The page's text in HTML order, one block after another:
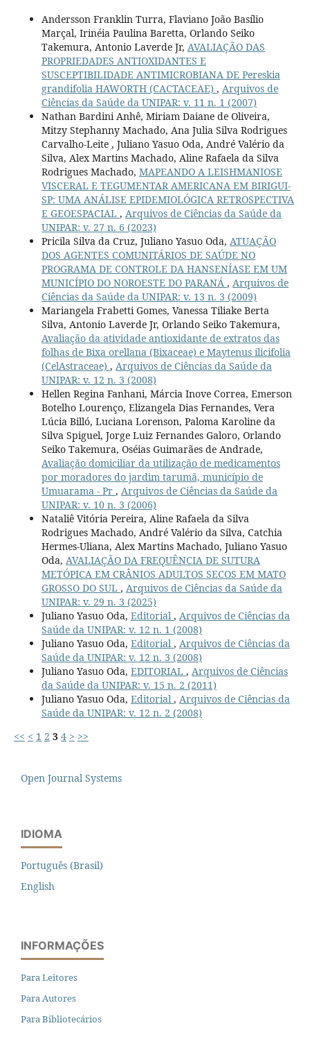
Andersson Franklin Turra, Flaviano João Basílio
Marçal, Irinéia Paulina Baretta, Orlando Seiko
Takemura, Antonio Laverde Jr, AVALIAÇÃO DAS
PROPRIEDADES ANTIOXIDANTES E
SUSCEPTIBILIDADE ANTIMICROBIANA DE Pereskia
grandifolia HAWORTH (CACTACEAE) , Arquivos de
Ciências da Saúde da UNIPAR: v. 11 n. 1 (2007)
Nathan Bardini Anhê, Miriam Daiane de Oliveira,
Mitzy Stephanny Machado, Ana Julia Silva Rodrigues
Carvalho-Leite , Juliano Yasuo Oda, André Valério da
Silva, Alex Martins Machado, Aline Rafaela da Silva
Rodrigues Machado, MAPEANDO A LEISHMANIOSE
VISCERAL E TEGUMENTAR AMERICANA EM BIRIGUI-
SP: UMA ANÁLISE EPIDEMIOLÓGICA RETROSPECTIVA
E GEOESPACIAL , Arquivos de Ciências da Saúde da
UNIPAR: v. 27 n. 6 (2023)
Pricila Silva da Cruz, Juliano Yasuo Oda, ATUAÇÃO
DOS AGENTES COMUNITÁRIOS DE SAÚDE NO
PROGRAMA DE CONTROLE DA HANSENÍASE EM UM
MUNICÍPIO DO NOROESTE DO PARANÁ , Arquivos de
Ciências da Saúde da UNIPAR: v. 13 n. 3 (2009)
Mariangela Frabetti Gomes, Vanessa Tiliake Berta
Silva, Antonio Laverde Jr, Orlando Seiko Takemura,
Avaliação da atividade antioxidante de extratos das
folhas de Bixa orellana (Bixaceae) e Maytenus ilicifolia
(CelAstraceae) , Arquivos de Ciências da Saúde da
UNIPAR: v. 12 n. 3 (2008)
Hellen Regina Fanhani, Márcia Inove Correa, Emerson
Botelho Lourenço, Elizangela Dias Fernandes, Vera
Lúcia Billó, Luciana Lorenson, Paloma Karoline da
Silva Spiguel, Jorge Luiz Fernandes Galoro, Orlando
Seiko Takemura, Oséias Guimarães de Andrade,
Avaliação domiciliar da utilização de medicamentos
por moradores do jardim tarumã, município de
Umuarama - Pr , Arquivos de Ciências da Saúde da
UNIPAR: v. 10 n. 3 (2006)
Nataliê Vitória Pereira, Aline Rafaela da Silva
Rodrigues Machado, André Valério da Silva, Catchia
Hermes-Uliana, Alex Martins Machado, Juliano Yasuo
Oda, AVALIAÇÃO DA FREQUÊNCIA DE SUTURA
METÓPICA EM CRÂNIOS ADULTOS SECOS EM MATO
GROSSO DO SUL , Arquivos de Ciências da Saúde da
UNIPAR: v. 29 n. 3 (2025)
Juliano Yasuo Oda, Editorial , Arquivos de Ciências da
Saúde da UNIPAR: v. 12 n. 1 (2008)
Juliano Yasuo Oda, Editorial , Arquivos de Ciências da
Saúde da UNIPAR: v. 12 n. 3 (2008)
Juliano Yasuo Oda, EDITORIAL , Arquivos de Ciências
da Saúde da UNIPAR: v. 15 n. 2 (2011)
Juliano Yasuo Oda, Editorial , Arquivos de Ciências da
Saúde da UNIPAR: v. 12 n. 2 (2008)
<< < 1 2 3 4 > >>
Open Journal Systems
IDIOMA
Português (Brasil)
English
INFORMAÇÕES
Para Leitores
Para Autores
Para Bibliotecários